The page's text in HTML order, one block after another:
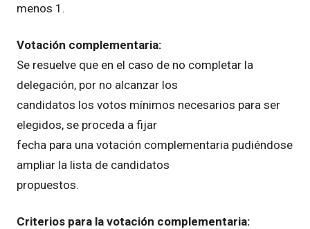
menos 1.
Votación complementaria:
Se resuelve que en el caso de no completar la
delegación, por no alcanzar los
candidatos los votos mínimos necesarios para ser
elegidos, se proceda a fijar
fecha para una votación complementaria pudiéndose
ampliar la lista de candidatos
propuestos.
Criterios para la votación complementaria: